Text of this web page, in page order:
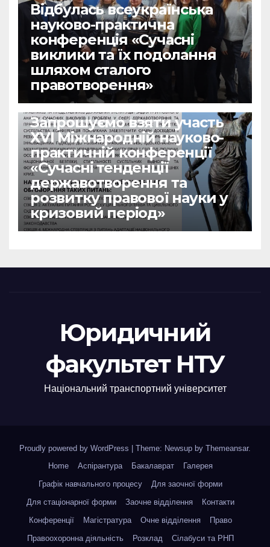
Відбулась всеукраїнська
науково-практична
конференція «Сучасні
виклики та їх подолання
шляхом сталого
правотворення»
Запрошуємо взяти участь
ХVІ Міжнародній науково-
практичній конференції
«Сучасні тенденції
державотворення та
розвитку правової науки у
кризовий період»
Юридичний
факультет НТУ
Національний транспортний університет
Proudly powered by WordPress Theme: Newsup by Themeansar.
Home
Аспірантура Бакалаврат
Галерея
Графік навчального процесу
Для заочної форми
Для стаціонарної форми
Заочне відділення
Контакти
Конференції
Магістратура Очне відділення
Право
Правоохоронна діяльність
Розклад Сілабуси та РНП